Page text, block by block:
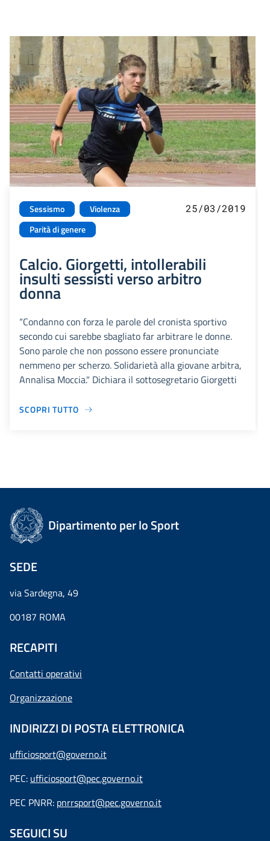
Sessismo
Violenza
Parità di genere
25/03/2019
Calcio. Giorgetti, intollerabili
insulti sessisti verso arbitro
donna
“Condanno con forza le parole del cronista sportivo
secondo cui sarebbe sbagliato far arbitrare le donne.
Sono parole che non possono essere pronunciate
nemmeno per scherzo. Solidarietà alla giovane arbitra,
Annalisa Moccia." Dichiara il sottosegretario Giorgetti
SCOPRI TUTTO
Dipartimento per lo Sport
SEDE
via Sardegna, 49
00187 ROMA
RECAPITI
Contatti operativi
Organizzazione
INDIRIZZI DI POSTA ELETTRONICA
ufficiosport@governo.it
PEC: ufficiosport@pec.governo.it
PEC PNRR: pnrrsport@pec.governo.it
SEGUICI SU